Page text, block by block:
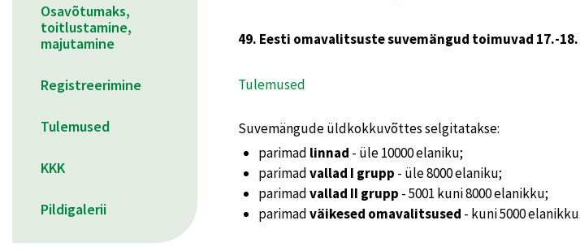
Osavõtumaks,
toitlustamine,
majutamine
Registreerimine
Tulemused
KKK
Pildigalerii
49. Eesti omavalitsuste suvemängud toimuvad 17.-
Tulemused
Suvemängude üldkokkuvõttes selgitatakse:
parimad linnad - üle 10000 elaniku;
parimadvallad I grupp - üle 8000 elaniku;
parimadvallad II grupp - 5001 kuni 8000 elanikku;
parimadväikesed omavalitsused - kuni 5000 elanikku.